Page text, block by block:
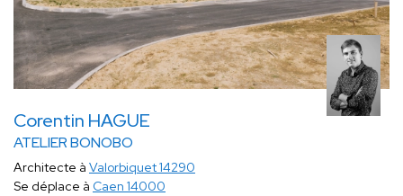
Corentin HAGUE
ATELIER BONOBO
Architecte à Valorbiquet 14290
Se déplace à Caen 14000